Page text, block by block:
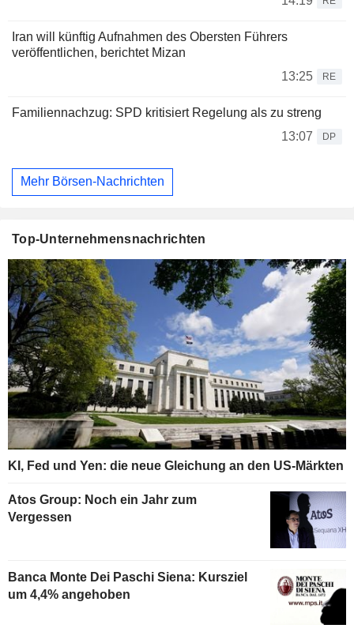
Iran will künftig Aufnahmen des Obersten Führers
veröffentlichen, berichtet Mizan
13:25
RE
Familiennachzug: SPD kritisiert Regelung als zu streng
13:07
DP
Mehr Börsen-Nachrichten
Top-Unternehmensnachrichten
KI, Fed und Yen: die neue Gleichung an den US-Märkten
Atos Group: Noch ein Jahr zum
Vergessen
Banca Monte Dei Paschi Siena: Kursziel
um 4,4% angehoben